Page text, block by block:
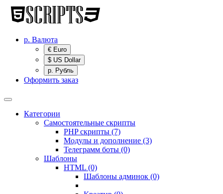
р. Валюта
€ Euro
$ US Dollar
р. Рубль
Оформить заказ
Категории
Самостоятельные скрипты
PHP скрипты (7)
Модулы и дополнение (3)
Телеграмм боты (0)
Шаблоны
HTML (0)
Шаблоны админок (0)